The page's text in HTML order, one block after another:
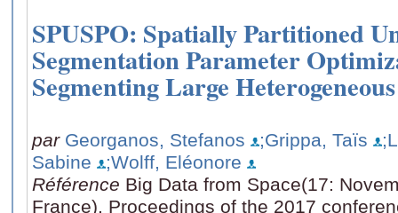
SPUSPO: Spatially Partitioned
Segmentation Parameter
Segmenting Large
par Georganos, Stefanos ;Grippa, Taïs
Sabine
;Wolff, Eléonore
Référence Big Data from Space(17:
France), Proceedings of the 2017